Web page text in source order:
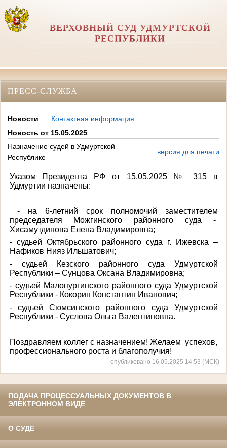
ВЕРХОВНЫЙ СУД УДМУРТСКОЙ
РЕСПУБЛИКИ
ПРЕСС-СЛУЖБА
Новости
Контактная информация
Новость от 15.05.2025
Назначение судей в Удмуртской
Республике
версия для печати
Указом Президента РФ от 15.05.2025 № 315 в
Удмуртии назначены:
- на 6-летний срок полномочий заместителем
председателя Можгинского районного суда -
Хисамутдинова Елена Владимировна;
- судьей Октябрьского районного суда г. Ижевска –
Нафиков Нияз Ильшатович;
- судьей Кезского районного суда Удмуртской
Республики – Сунцова Оксана Владимировна;
- судьей Малопургинского районного суда Удмуртской
Республики - Кокорин Константин Иванович;
- судьей Сюмсинского районного суда Удмуртской
Республики - Суслова Ольга Валентиновна.
Поздравляем коллег с назначением! Желаем успехов,
профессионального роста и благополучия!
опубликовано 16.05.2025 14:53 (МСК)
ПОДАЧА ПРОЦЕССУАЛЬНЫХ ДОКУМЕНТОВ В
ЭЛЕКТРОННОМ ВИДЕ
О СУДЕ